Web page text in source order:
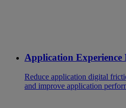
Application
Reduce application digital
and improve application